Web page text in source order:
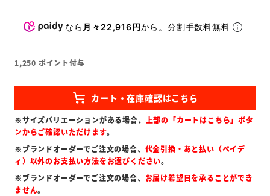
なら 月々22,916円から。分割手数料無料
1,250 ポイント付与
※サイズバリエーションがある場合、 上部の「カートはこちら」ボタ
ンからご確認いただけます。
※ブランドオーダーでご注文の場合、 代金引換・あと払い（ペイデ
ィ）以外のお支払い方法をお選びください。
※ブランドオーダーでご注文の場合、 お届け希望日を承ることができ
ません。